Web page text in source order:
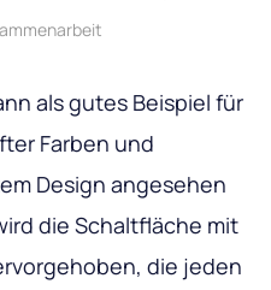
als gutes Beispiel für
Farben und
Design angesehen
die Schaltfläche mit
die jeden